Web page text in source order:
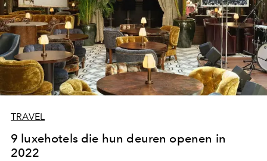
TRAVEL
9 luxehotels die hun deuren openen in
2022